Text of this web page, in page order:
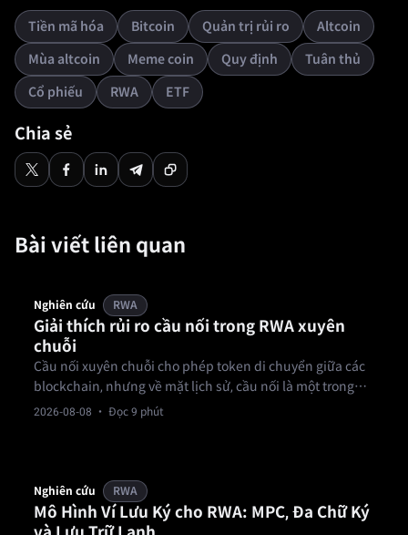
Tiền mã hóa Bitcoin Quản trị rủi ro Altcoin
Mùa altcoin Meme coin Quy định Tuân thủ
Cổ phiếu RWA ETF
Chia sẻ
Bài viết liên quan
Nghiên cứu RWA
Giải thích rủi ro cầu nối trong RWA xuyên
chuỗi
Cầu nối xuyên chuỗi cho phép token di chuyển giữa các
blockchain, nhưng về mặt lịch sử, cầu nối là một trong
những phần dễ bị tấn công nhất của cơ sở hạ tầng tiền
2026-08-08 · Đọc 9 phút
Nghiên cứu RWA
Mô Hình Ví Lưu Ký cho RWA: MPC, Đa Chữ Ký